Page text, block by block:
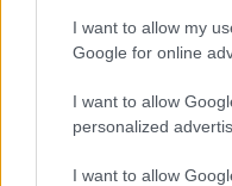
I want to allow my
Google for online
I want to allow
personalized
I want to allow
Guida al caldo per
disidratazione e colpi
MATERNITÀ E